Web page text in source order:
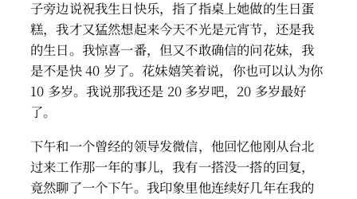
子旁边说祝我生日快乐，指了指桌上她做的生日蛋
糕，我才又猛然想起来今天不光是元宵节，还是我
的生日。我惊喜一番，但又不敢确信的问花妹，我
是不是快 40 岁了。花妹嬉笑着说，你也可以认为你
10 多岁。我说那我还是 20 多岁吧，20 多岁最好
了。
下午和一个曾经的领导发微信，他回忆他刚从台北
过来工作那一年的事儿，我有一搭没一搭的回复，
竟然聊了一个下午。我印象里他连续好几年在我的